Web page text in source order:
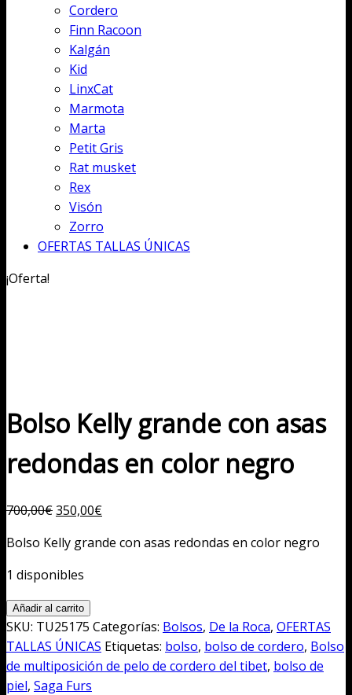
Cordero
Finn Racoon
Kalgán
Kid
LinxCat
Marmota
Marta
Petit Gris
Rat musket
Rex
Visón
Zorro
OFERTAS TALLAS ÚNICAS
¡Oferta!
Bolso Kelly grande con asas
redondas en color negro
700,00€El
original
era:
350,00€El
actual
Bolso Kelly grande con asas redondas en color negro
1 disponibles
Bolso
Kelly
grande
con
asas
Añadir al carrito
SKU: TU25175 Categorías: Bolsos, De la Roca, OFERTAS
TALLAS ÚNICAS Etiquetas: bolso, bolso de cordero, Bolso
de multiposición de pelo de cordero del tibet, bolso de
piel, Saga Furs